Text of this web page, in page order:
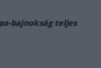
bajnokság teljes